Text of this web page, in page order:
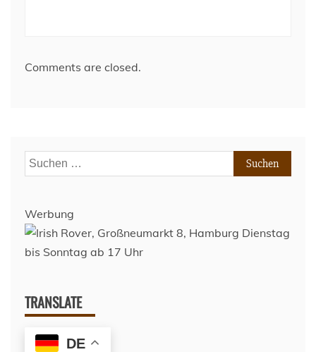
Comments are closed.
Suchen
nach:
Werbung
TRANSLATE
DE